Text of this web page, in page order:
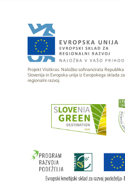
Projekt Visitkras. Naložbo sofinancirata Republika
Slovenija in Evropska unija iz Evropskega sklada za
regionalni razvoj.